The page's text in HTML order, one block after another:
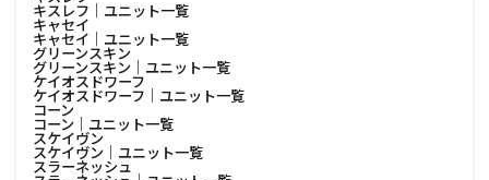
キスレフ│ユニット一覧
キャセイ
キャセイ│ユニット一覧
グリーンスキン
グリーンスキン│ユニット一覧
ケイオスドワーフ
ケイオスドワーフ│ユニット一覧
コーン
コーン│ユニット一覧
スケイヴン
スケイヴン│ユニット一覧
スラーネッシュ